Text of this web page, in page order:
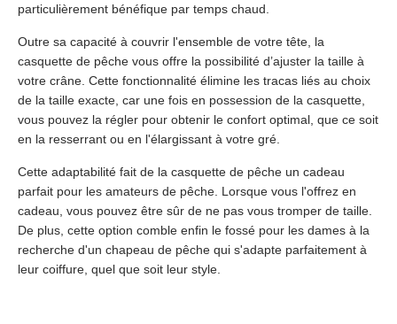
particulièrement bénéfique par temps chaud.
Outre sa capacité à couvrir l'ensemble de votre tête, la
casquette de pêche vous offre la possibilité d’ajuster la taille à
votre crâne. Cette fonctionnalité élimine les tracas liés au choix
de la taille exacte, car une fois en possession de la casquette,
vous pouvez la régler pour obtenir le confort optimal, que ce soit
en la resserrant ou en l'élargissant à votre gré.
Cette adaptabilité fait de la casquette de pêche un cadeau
parfait pour les amateurs de pêche. Lorsque vous l'offrez en
cadeau, vous pouvez être sûr de ne pas vous tromper de taille.
De plus, cette option comble enfin le fossé pour les dames à la
recherche d'un chapeau de pêche qui s'adapte parfaitement à
leur coiffure, quel que soit leur style.